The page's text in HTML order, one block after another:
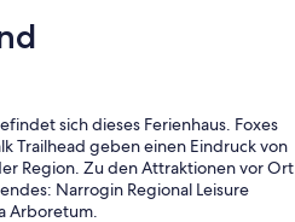
sich dieses Ferienhaus. Foxes
Trailhead geben einen Eindruck von
Region. Zu den Attraktionen vor Ort
Narrogin Regional Leisure
Arboretum.